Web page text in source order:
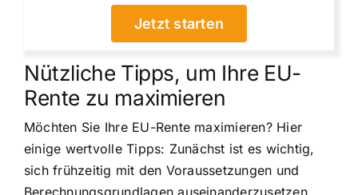
Jetzt starten
Nützliche Tipps, um Ihre EU-
Rente zu maximieren
Möchten Sie Ihre EU-Rente maximieren? Hier
einige wertvolle Tipps: Zunächst ist es wichtig,
sich frühzeitig mit den Voraussetzungen und